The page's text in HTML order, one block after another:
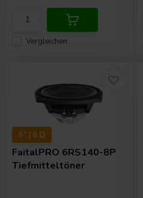
Vergleichen
6" | 8 Ω
FaitalPRO 6RS140-8P
Tiefmitteltöner